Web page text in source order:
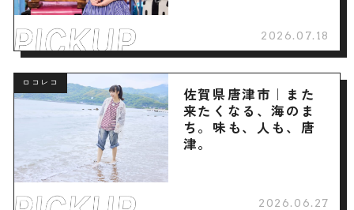
2026.07.18
ロコレコ
佐賀県唐津市｜また
来たくなる、海のま
ち。味も、人も、唐
津。
2026.06.27